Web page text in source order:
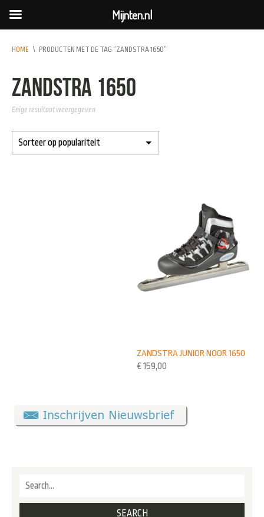
HOME \ PRODUCTEN MET DE TAG “ZANDSTRA 1650”
zandstra 1650
Enige resultaat weergegeven
ZANDSTRA JUNIOR NOOR 1650
€ 159,00
Mijnten.nl